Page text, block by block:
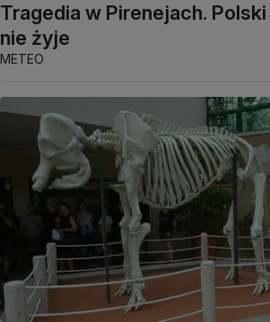
Tragedia w Pirenejach.
nie żyje
METEO